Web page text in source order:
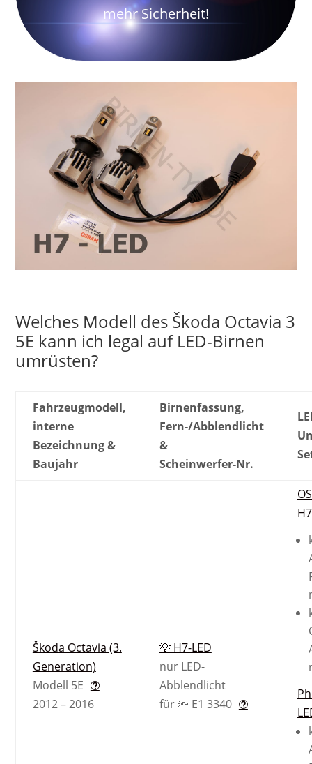
mehr Sicherheit!
Welches Modell des Škoda Octavia 3
5E kann ich legal auf LED-Birnen
umrüsten?
Fahrzeugmodell,
interne
Bezeichnung &
Baujahr
Birnenfassung,
Fern-/Abblendlicht
&
Scheinwerfer-Nr.
Škoda Octavia (3.
Generation)
Modell 5E
2012 – 2016
💡 H7-LED
nur LED-
Abblendlicht
für 🔦 E1 3340